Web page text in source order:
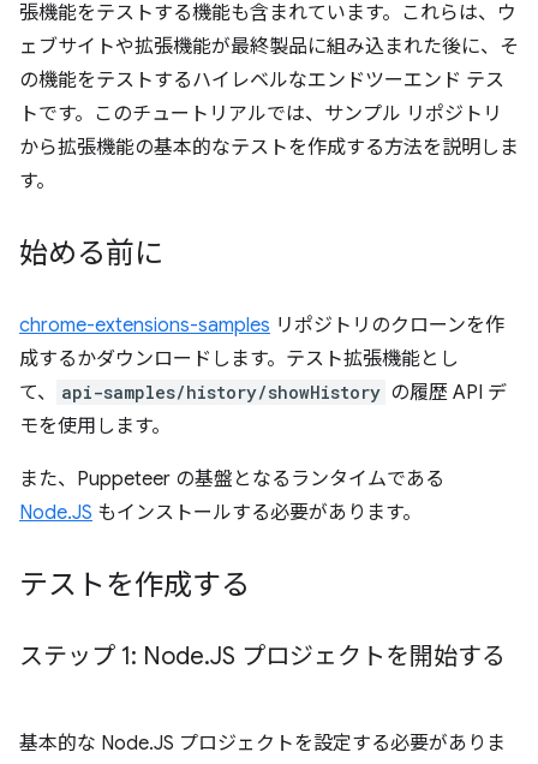
張機能をテストする機能も含まれています。これらは、ウ
ェブサイトや拡張機能が最終製品に組み込まれた後に、そ
の機能をテストするハイレベルなエンドツーエンド テス
トです。このチュートリアルでは、サンプル リポジトリ
から拡張機能の基本的なテストを作成する方法を説明しま
す。
始める前に
chrome-extensions-samples リポジトリのクローンを作
成するかダウンロードします。テスト拡張機能とし
て、
api-samples/history/showHistory の履歴 API デ
モを使用します。
また、Puppeteer の基盤となるランタイムである
Node.JS もインストールする必要があります。
テストを作成する
ステップ 1: Node.JS プロジェクトを開始する
基本的な Node.JS プロジェクトを設定する必要がありま